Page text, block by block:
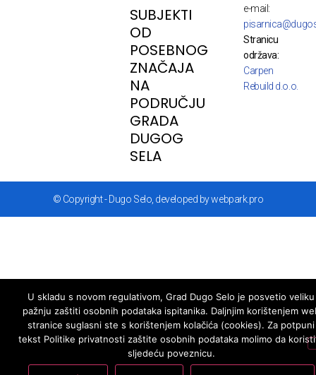
SUBJEKTI
OD
POSEBNOG
ZNAČAJA
NA
PODRUČJU
GRADA
DUGOG
SELA
e-mail:
Stranicu
održava:
Carpen
Rebuild d.o.o.
© Copyright - Dugo Selo, developed by webpark.pro
U skladu s novom regulativom, Grad Dugo Selo je posvetio veliku
pažnju zaštiti osobnih podataka ispitanika. Daljnjim korištenjem
stranice suglasni ste s korištenjem kolačića (cookies). Za potpuni
tekst Politike privatnosti zaštite osobnih podataka molimo da
sljedeću poveznicu.